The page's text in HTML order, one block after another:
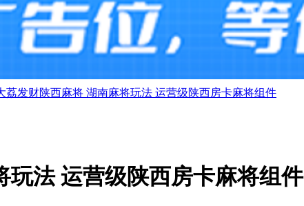
荔发财陕西麻将 湖南麻将玩法 运营级陕西房卡麻将组件
玩法 运营级陕西房卡麻将组件